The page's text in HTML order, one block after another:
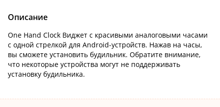
Описание
One Hand Clock Виджет с красивыми аналоговыми часами
с одной стрелкой для Android-устройств. Нажав на часы,
вы сможете установить будильник. Обратите внимание,
что некоторые устройства могут не поддерживать
установку будильника.